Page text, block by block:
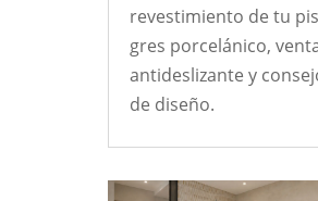
revestimiento de tu
gres porcelánico,
antideslizante y
de diseño.